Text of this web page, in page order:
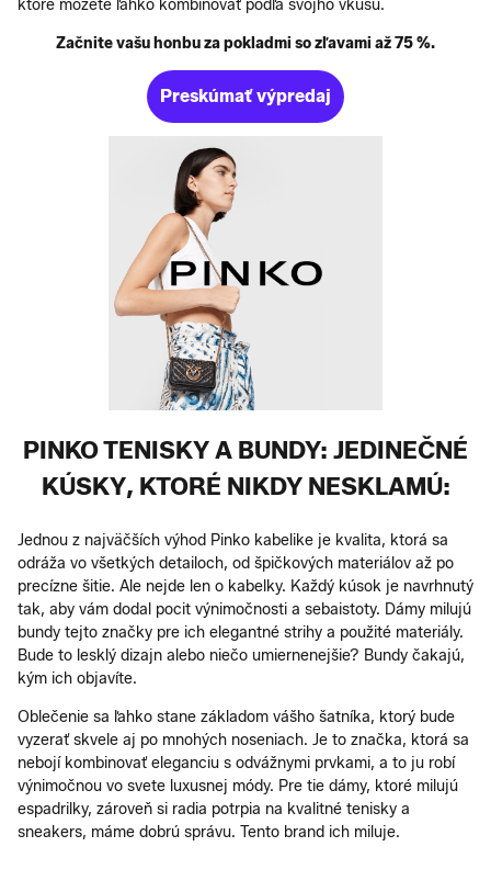
ktoré môžete ľahko kombinovať podľa svojho vkusu.
Začnite vašu honbu za pokladmi so zľavami až 75 %.
Preskúmať výpredaj
PINKO TENISKY A BUNDY: JEDINEČNÉ
KÚSKY, KTORÉ NIKDY NESKLAMÚ:
Jednou z najväčších výhod Pinko kabelike je kvalita, ktorá sa
odráža vo všetkých detailoch, od špičkových materiálov až po
precízne šitie. Ale nejde len o kabelky. Každý kúsok je navrhnutý
tak, aby vám dodal pocit výnimočnosti a sebaistoty. Dámy milujú
bundy tejto značky pre ich elegantné strihy a použité materiály.
Bude to lesklý dizajn alebo niečo umiernenejšie? Bundy čakajú,
kým ich objavíte.
Oblečenie sa ľahko stane základom vášho šatníka, ktorý bude
vyzerať skvele aj po mnohých noseniach. Je to značka, ktorá sa
nebojí kombinovať eleganciu s odvážnymi prvkami, a to ju robí
výnimočnou vo svete luxusnej módy. Pre tie dámy, ktoré milujú
espadrilky, zároveň si radia potrpia na kvalitné tenisky a
sneakers, máme dobrú správu. Tento brand ich miluje.